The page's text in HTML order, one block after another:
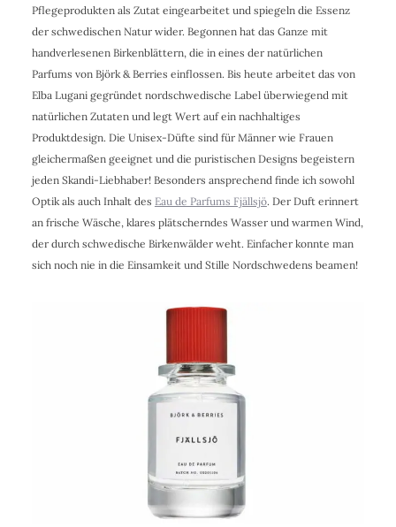
Pflegeprodukten als Zutat eingearbeitet und spiegeln die Essenz
der schwedischen Natur wider. Begonnen hat das Ganze mit
handverlesenen Birkenblättern, die in eines der natürlichen
Parfums von Björk & Berries einflossen. Bis heute arbeitet das von
Elba Lugani gegründet nordschwedische Label überwiegend mit
natürlichen Zutaten und legt Wert auf ein nachhaltiges
Produktdesign. Die Unisex-Düfte sind für Männer wie Frauen
gleichermaßen geeignet und die puristischen Designs begeistern
jeden Skandi-Liebhaber! Besonders ansprechend finde ich sowohl
Optik als auch Inhalt des Eau de Parfums Fjällsjö. Der Duft erinnert
an frische Wäsche, klares plätscherndes Wasser und warmen Wind,
der durch schwedische Birkenwälder weht. Einfacher konnte man
sich noch nie in die Einsamkeit und Stille Nordschwedens beamen!